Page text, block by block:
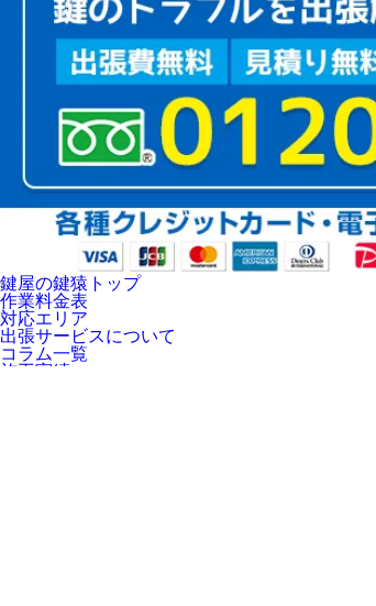
鍵屋の鍵猿トップ
作業料金表
対応エリア
出張サービスについて
コラム一覧
施工実績